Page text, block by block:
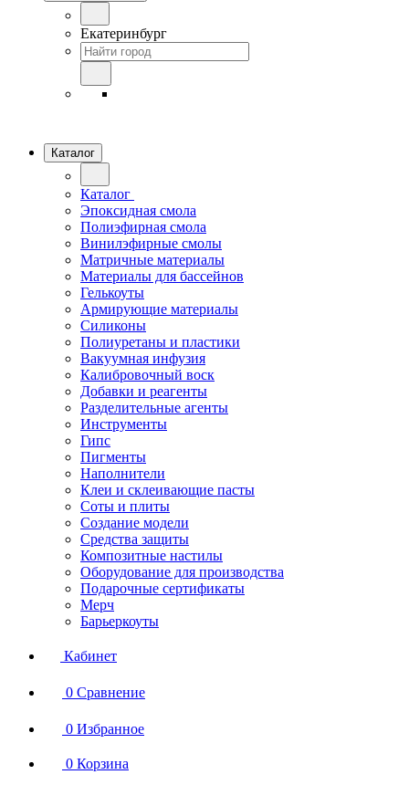
Екатеринбург
Каталог
Каталог
Эпоксидная смола
Полиэфирная смола
Винилэфирные смолы
Матричные материалы
Материалы для бассейнов
Гелькоуты
Армирующие материалы
Силиконы
Полиуретаны и пластики
Вакуумная инфузия
Калибровочный воск
Добавки и реагенты
Разделительные агенты
Инструменты
Гипс
Пигменты
Наполнители
Клеи и склеивающие пасты
Соты и плиты
Создание модели
Средства защиты
Композитные настилы
Оборудование для производства
Подарочные сертификаты
Мерч
Барьеркоуты
Кабинет
0 Сравнение
0 Избранное
0 Корзина